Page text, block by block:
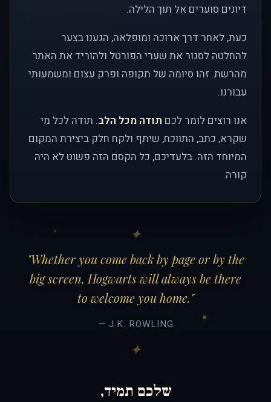
דיונים סוערים אל תוך הלילה.
כעת, לאחר דרך ארוכה ומופלאה, הגענו בצער
להחלטה לסגור את שערי הפורטל ולהוריד את האתר
מהרשת. זהו סיומה של תקופה ופרק עצום ומשמעותי
עבורנו.
אנו רוצים לומר לכם תודה מכל הלב. תודה לכל מי
שקרא, כתב, התווכח, שיתף ולקח חלק ביצירת המקום
המיוחד הזה. בלעדיכם, כל הקסם הזה פשוט לא היה
קורה.
"Whether you come back by page or by the
big screen, Hogwarts will always be there
to welcome you home."
— J.K. ROWLING
שלכם תמיד,